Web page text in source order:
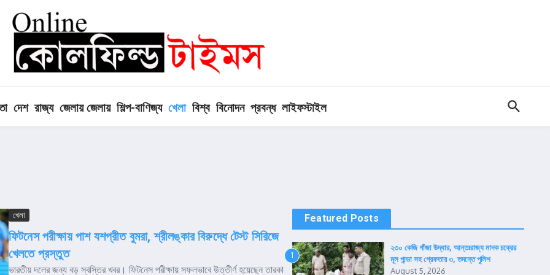
দেশ রাজ্য জেলায় জেলায় শিল্প-বাণিজ্য খেলা বিশ্ব বিনোদন প্রবন্ধ লাইফস্টাইল
খেলা
ফিটনেস পরীক্ষায় পাশ যশপ্রীত বুমরা, শ্রীলঙ্কার বিরুদ্ধে টেস্ট সিরিজে
খেলতে প্রস্তুত
ভারতীয় দলের জন্য বড় স্বস্তির খবর। ফিটনেস পরীক্ষায় সফলভাবে উত্তীর্ণ হয়েছেন তারকা
Featured Posts
1
২৩০ কেজি গাঁজা উদ্ধার, আন্তঃরাজ্য মাদক চক্রের
মূল পান্ডা সহ গ্রেফতার ৩, তদন্তে পুলিশ
August 5, 2026